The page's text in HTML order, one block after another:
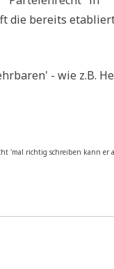
die bereits
- wie z.B.
'mal rich­tig schrei­ben kann er